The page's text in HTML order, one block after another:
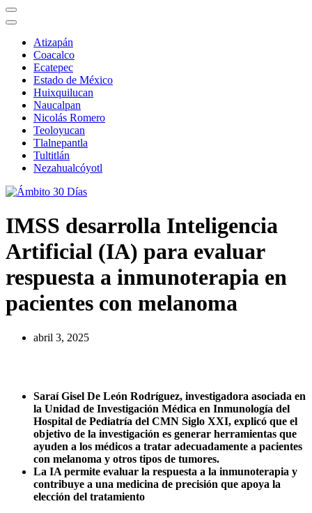
Atizapán
Coacalco
Ecatepec
Estado de México
Huixquilucan
Naucalpan
Nicolás Romero
Teoloyucan
Tlalnepantla
Tultitlán
Nezahualcóyotl
IMSS desarrolla Inteligencia
Artificial (IA) para evaluar
respuesta a inmunoterapia en
pacientes con melanoma
abril 3, 2025
Saraí Gisel De León Rodríguez, investigadora asociada en
la Unidad de Investigación Médica en Inmunología del
Hospital de Pediatría del CMN Siglo XXI, explicó que el
objetivo de la investigación es generar herramientas que
ayuden a los médicos a tratar adecuadamente a pacientes
con melanoma y otros tipos de tumores.
La IA permite evaluar la respuesta a la inmunoterapia y
contribuye a una medicina de precisión que apoya la
elección del tratamiento